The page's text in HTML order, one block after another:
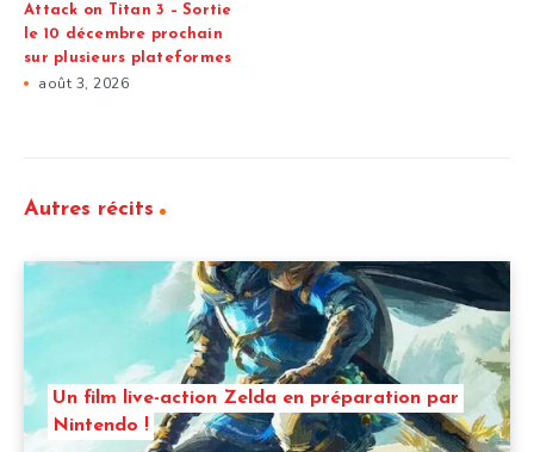
Attack on Titan 3 – Sortie
le 10 décembre prochain
sur plusieurs plateformes
août 3, 2026
Autres récits
Un film live-action Zelda en préparation par
Nintendo !